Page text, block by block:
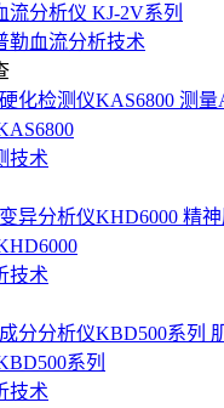
流分析仪 KJ-2V系列
勒血流分析技术
技术
技术
系列
技术